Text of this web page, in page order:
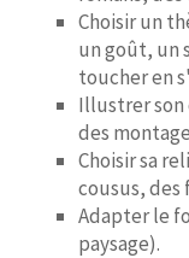
Choisir un
un goût, un
toucher en
Illustrer son
des
Choisir sa
cousus,
Adapter le
paysage).